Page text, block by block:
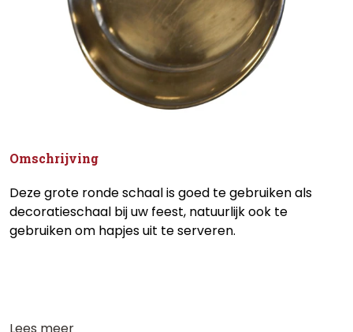
Omschrijving
Deze grote ronde schaal is goed te gebruiken als
decoratieschaal bij uw feest, natuurlijk ook te
gebruiken om hapjes uit te serveren.